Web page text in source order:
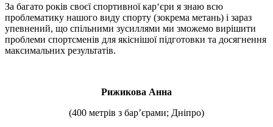
За багато років своєї спортивної кар‘єри я знаю всю
проблематику нашого виду спорту (зокрема метань) і зараз
упевнений, що спільними зусиллями ми зможемо вирішити
проблеми спортсменів для якіснішої підготовки та досягнення
максимальних результатів.
Рижикова Анна
(400 метрів з бар’єрами; Дніпро)